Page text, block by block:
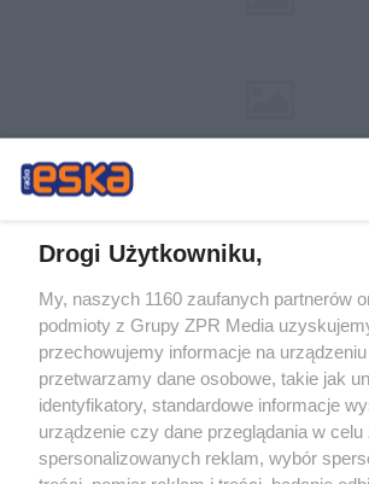
Żaden utwór zamieszczony w serwisie nie może być
rozpowszechniany lub dalej rozpowszechniany w
tym także elektroniczny lub mechaniczny) na
eksploatacji w jakiejkolwiek formie, włącznie z
bez pisemnej zgody właściciela praw. Jakiekolwiek
wykorzystanie utworów w całości lub w części z
bez właściwej zgody, jest zabronione pod groźbą
prawnie.
Drogi Użytkowniku,
My, naszych 1160 zaufanych partnerów
podmioty z Grupy ZPR Media
przechowujemy informacje na
przetwarzamy dane osobowe, takie jak
identyfikatory, standardowe informacje
urządzenie czy dane przeglądania w celu
spersonalizowanych reklam, wybór